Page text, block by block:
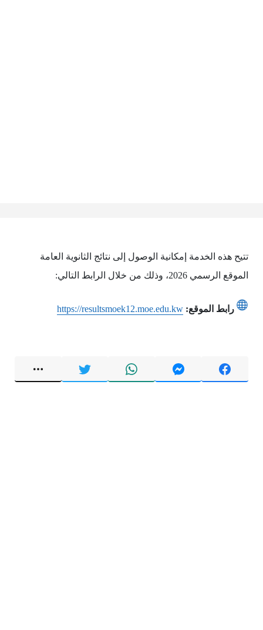
تتيح هذه الخدمة إمكانية الوصول إلى نتائج الثانوية العامة
الموقع الرسمي 2026، وذلك من خلال الرابط التالي:
رابط الموقع: https://resultsmoek12.moe.edu.kw